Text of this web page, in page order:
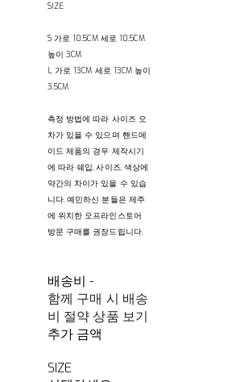
SIZE
S 가로 10.5CM 세로 10.5CM
높이 3CM
L 가로 13CM 세로 13CM 높이
3.5CM
측정 방법에 따라 사이즈 오
차가 있을 수 있으며 핸드메
이드 제품의 경우 제작시기
에 따라 쉐입, 사이즈, 색상에
약간의 차이가 있을 수 있습
니다. 예민하신 분들은 제주
에 위치한 오프라인스토어
방문 구매를 권장드립니다.
배송비-
함께 구매 시 배송
비 절약 상품 보기
추가 금액
SIZE